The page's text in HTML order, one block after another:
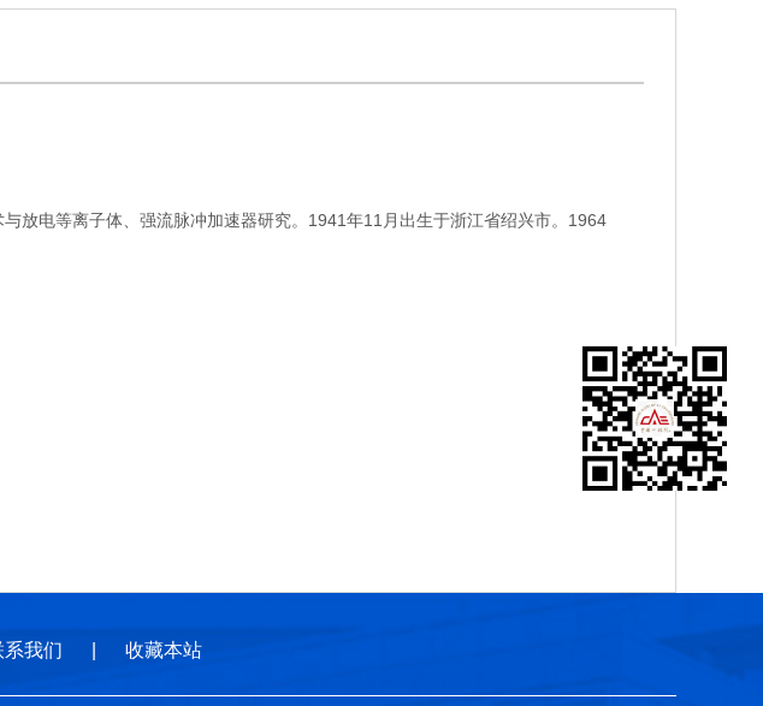
电等离子体、强流脉冲加速器研究。1941年11月出生于浙江省绍兴市。1964
系我们 收藏本站